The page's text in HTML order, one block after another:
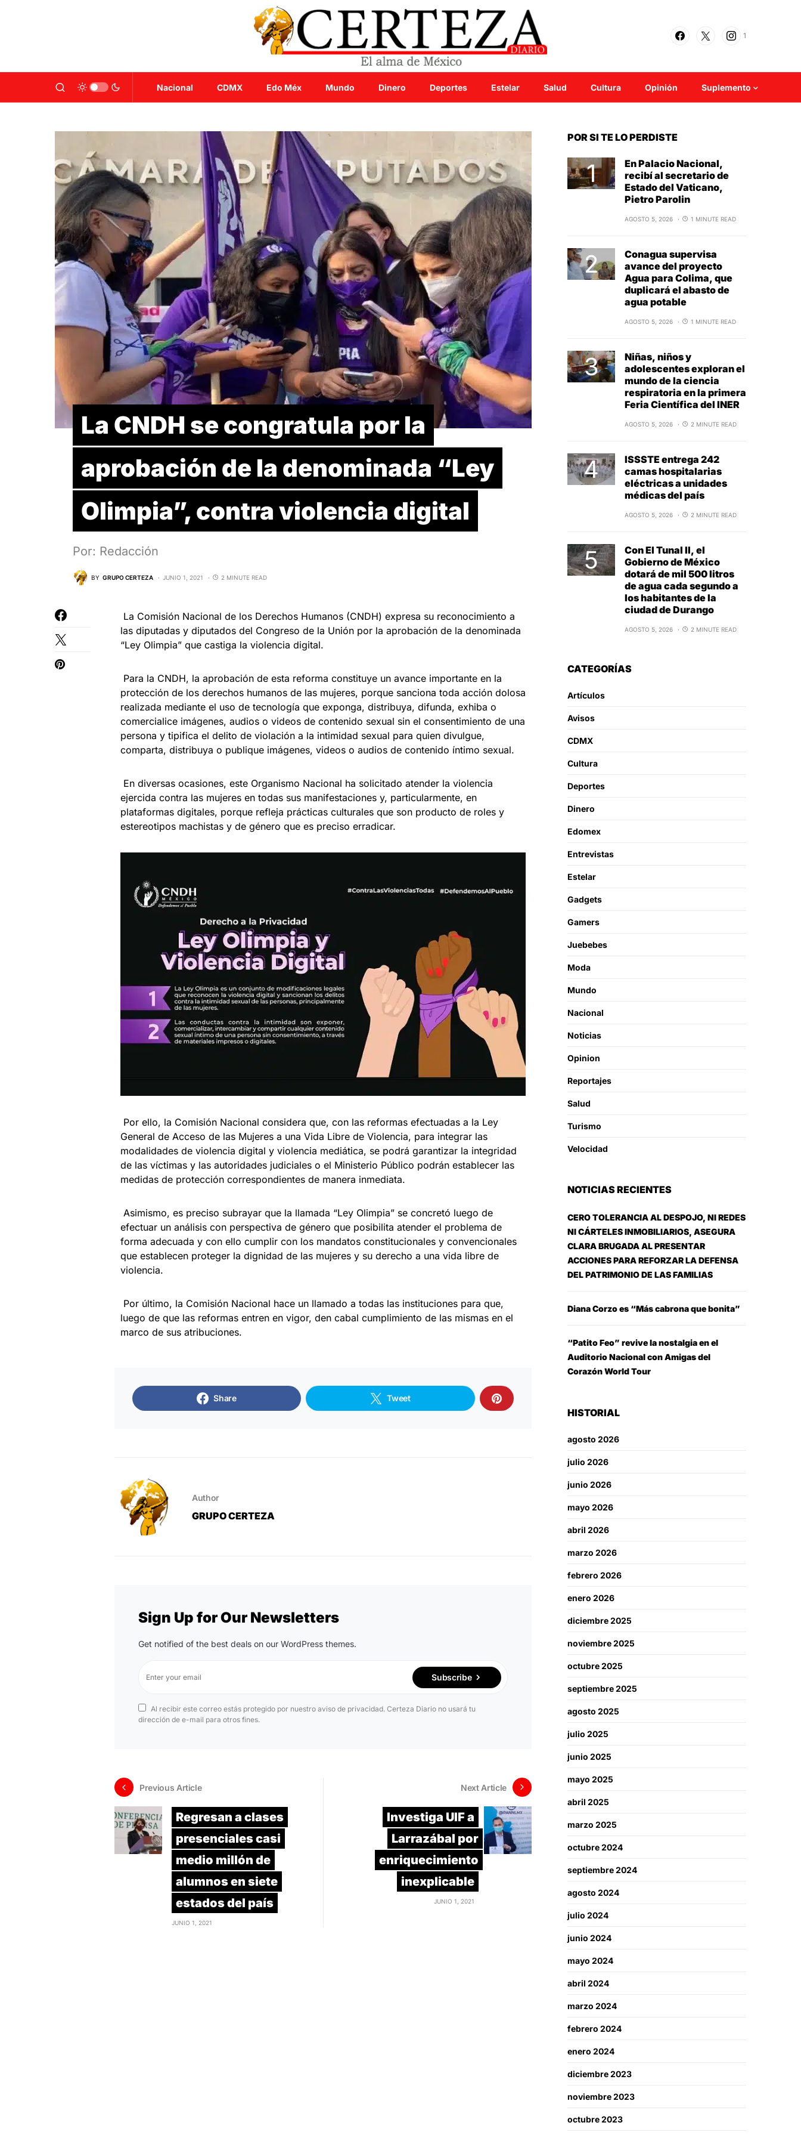
1
Nacional CDMX Edo Méx Mundo Dinero Deportes Estelar Salud Cultura Opinión Suplemento
La CNDH se congratula por la
aprobación de la denominada “Ley
Olimpia”, contra violencia digital
Por: Redacción
BY GRUPO CERTEZA JUNIO 1, 2021 2 MINUTE READ
La Comisión Nacional de los Derechos Humanos (CNDH) expresa su reconocimiento a
las diputadas y diputados del Congreso de la Unión por la aprobación de la denominada
“Ley Olimpia” que castiga la violencia digital.
Para la CNDH, la aprobación de esta reforma constituye un avance importante en la
protección de los derechos humanos de las mujeres, porque sanciona toda acción dolosa
realizada mediante el uso de tecnología que exponga, distribuya, difunda, exhiba o
comercialice imágenes, audios o videos de contenido sexual sin el consentimiento de una
persona y tipifica el delito de violación a la intimidad sexual para quien divulgue,
comparta, distribuya o publique imágenes, videos o audios de contenido íntimo sexual.
En diversas ocasiones, este Organismo Nacional ha solicitado atender la violencia
ejercida contra las mujeres en todas sus manifestaciones y, particularmente, en
plataformas digitales, porque refleja prácticas culturales que son producto de roles y
estereotipos machistas y de género que es preciso erradicar.
Por ello, la Comisión Nacional considera que, con las reformas efectuadas a la Ley
General de Acceso de las Mujeres a una Vida Libre de Violencia, para integrar las
modalidades de violencia digital y violencia mediática, se podrá garantizar la integridad
de las víctimas y las autoridades judiciales o el Ministerio Público podrán establecer las
medidas de protección correspondientes de manera inmediata.
Asimismo, es preciso subrayar que la llamada “Ley Olimpia” se concretó luego de
efectuar un análisis con perspectiva de género que posibilita atender el problema de
forma adecuada y con ello cumplir con los mandatos constitucionales y convencionales
que establecen proteger la dignidad de las mujeres y su derecho a una vida libre de
violencia.
Por último, la Comisión Nacional hace un llamado a todas las instituciones para que,
luego de que las reformas entren en vigor, den cabal cumplimiento de las mismas en el
marco de sus atribuciones.
Share Tweet
Author
GRUPO CERTEZA
Sign Up for Our Newsletters
Get notified of the best deals on our WordPress themes.
Subscribe
Al recibir este correo estás protegido por nuestro aviso de privacidad. Certeza Diario no usará tu
dirección de e-mail para otros fines.
Previous Article
Regresan a clases
presenciales casi
medio millón de
alumnos en siete
estados del país
JUNIO 1, 2021
Next Article
Investiga UIF a
Larrazábal por
enriquecimiento
inexplicable
JUNIO 1, 2021
POR SI TE LO PERDISTE
En Palacio Nacional,
recibí al secretario de
Estado del Vaticano,
Pietro Parolin
AGOSTO 5, 2026 1 MINUTE READ
Conagua supervisa
avance del proyecto
Agua para Colima, que
duplicará el abasto de
agua potable
AGOSTO 5, 2026 1 MINUTE READ
Niñas, niños y
adolescentes exploran el
mundo de la ciencia
respiratoria en la primera
Feria Científica del INER
AGOSTO 5, 2026 2 MINUTE READ
ISSSTE entrega 242
camas hospitalarias
eléctricas a unidades
médicas del país
AGOSTO 5, 2026 2 MINUTE READ
Con El Tunal II, el
Gobierno de México
dotará de mil 500 litros
de agua cada segundo a
los habitantes de la
ciudad de Durango
AGOSTO 5, 2026 2 MINUTE READ
CATEGORÍAS
Artículos
Avisos
CDMX
Cultura
Deportes
Dinero
Edomex
Entrevistas
Estelar
Gadgets
Gamers
Juebebes
Moda
Mundo
Nacional
Noticias
Opinion
Reportajes
Salud
Turismo
Velocidad
NOTICIAS RECIENTES
CERO TOLERANCIA AL DESPOJO, NI REDES
NI CÁRTELES INMOBILIARIOS, ASEGURA
CLARA BRUGADA AL PRESENTAR
ACCIONES PARA REFORZAR LA DEFENSA
DEL PATRIMONIO DE LAS FAMILIAS
Diana Corzo es “Más cabrona que bonita”
“Patito Feo” revive la nostalgia en el
Auditorio Nacional con Amigas del
Corazón World Tour
HISTORIAL
agosto 2026
julio 2026
junio 2026
mayo 2026
abril 2026
marzo 2026
febrero 2026
enero 2026
diciembre 2025
noviembre 2025
octubre 2025
septiembre 2025
agosto 2025
julio 2025
junio 2025
mayo 2025
abril 2025
marzo 2025
octubre 2024
septiembre 2024
agosto 2024
julio 2024
junio 2024
mayo 2024
abril 2024
marzo 2024
febrero 2024
enero 2024
diciembre 2023
noviembre 2023
octubre 2023